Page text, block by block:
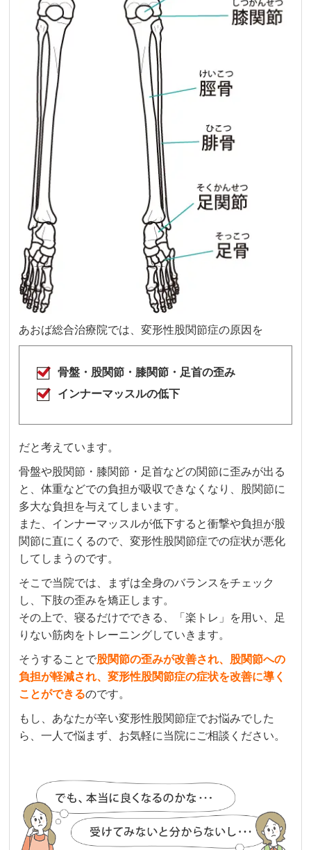
あおば総合治療院では、変形性股関節症の原因を
骨盤・股関節・膝関節・足首の歪み
インナーマッスルの低下
だと考えています。
骨盤や股関節・膝関節・足首などの関節に歪みが出る
と、体重などでの負担が吸収できなくなり、股関節に
多大な負担を与えてしまいます。
また、インナーマッスルが低下すると衝撃や負担が股
関節に直にくるので、変形性股関節症での症状が悪化
してしまうのです。
そこで当院では、まずは全身のバランスをチェック
し、下肢の歪みを矯正します。
その上で、寝るだけでできる、「楽トレ」を用い、足
りない筋肉をトレーニングしていきます。
そうすることで股関節の歪みが改善され、股関節への
負担が軽減され、変形性股関節症の症状を改善に導く
ことができるのです。
もし、あなたが辛い変形性股関節症でお悩みでした
ら、一人で悩まず、お気軽に当院にご相談ください。